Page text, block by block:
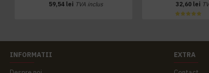
59,54 lei TVA inclus
32,60 lei
INFORMATII EXTRA